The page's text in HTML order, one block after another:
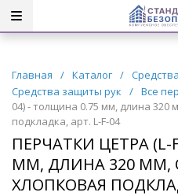
Главная / Каталог /
Средства защиты рук
/ Все
04) - толщина 0.75 мм, длина
подкладка, арт. L-F-04
ПЕРЧАТКИ ЦЕТРА
ММ, ДЛИНА 320 ММ,
ХЛОПКОВАЯ